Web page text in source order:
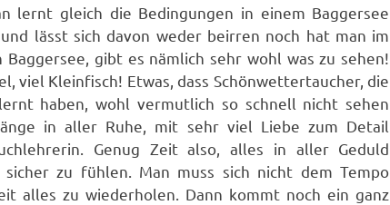
lernt gleich die Bedingungen in einem Baggersee
lässt sich davon weder beirren noch hat man im
gibt es nämlich sehr wohl was zu sehen!
viel Kleinfisch! Etwas, dass Schönwettertaucher, die
haben, wohl vermutlich so schnell nicht sehen
in aller Ruhe, mit sehr viel Liebe zum Detail
Genug Zeit also, alles in aller Geduld
zu fühlen. Man muss sich nicht dem Tempo
alles zu wiederholen. Dann kommt noch ein ganz